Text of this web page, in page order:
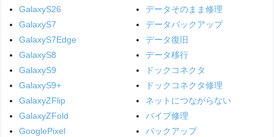
GalaxyS26
GalaxyS7
GalaxyS7Edge
GalaxyS8
GalaxyS9
GalaxyS9+
GalaxyZFlip
GalaxyZFold
GooglePixel
データそのまま修理
データバックアップ
データ復旧
データ移行
ドックコネクタ
ドックコネクタ修理
ネットにつながらない
バイブ修理
バックアップ